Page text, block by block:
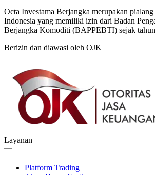
Octa Investama Berjangka merupakan
Indonesia yang memiliki izin dari Badan
Berjangka Komoditi (BAPPEBTI) sejak
Berizin dan diawasi oleh OJK
Layanan
Platform Trading